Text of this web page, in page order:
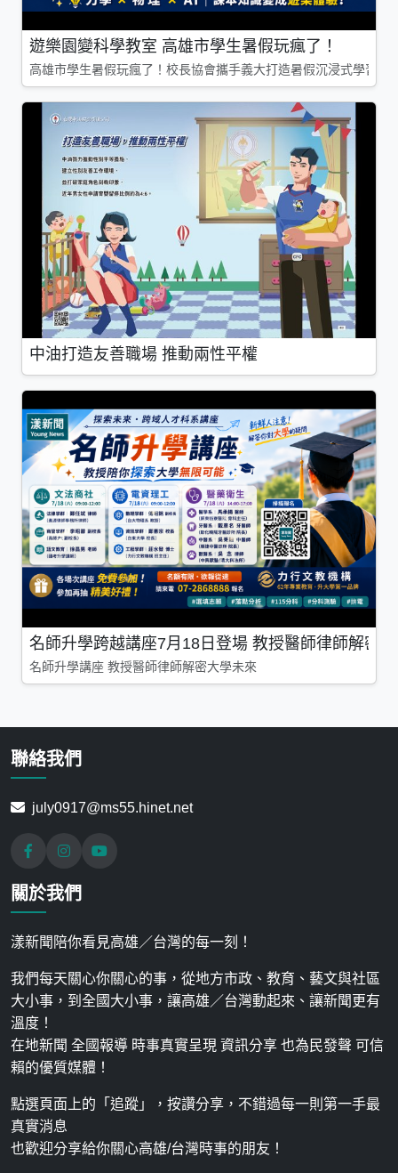
遊樂園變科學教室 高雄市學生暑假玩瘋了！
高雄市學生暑假玩瘋了！校長協會攜手義大打造暑假沉浸式學習基
中油打造友善職場 推動兩性平權
名師升學跨越講座7月18日登場 教授醫師律師解密
名師升學講座 教授醫師律師解密大學未來
聯絡我們
july0917@ms55.hinet.net
關於我們
漾新聞陪你看見高雄／台灣的每一刻！
我們每天關心你關心的事，從地方市政、教育、藝文與社區
大小事，到全國大小事，讓高雄／台灣動起來、讓新聞更有
溫度！
在地新聞 全國報導 時事真實呈現 資訊分享 也為民發聲 可信
賴的優質媒體！
點選頁面上的「追蹤」，按讚分享，不錯過每一則第一手最
真實消息
也歡迎分享給你關心高雄/台灣時事的朋友！